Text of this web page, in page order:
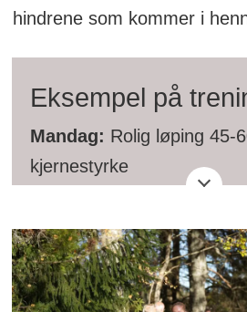
hindrene som kommer i
Eksempel på
Mandag: Rolig løping 45-
kjernestyrke
1 min + 6 x 60 m
Onsdag:Rolig løping